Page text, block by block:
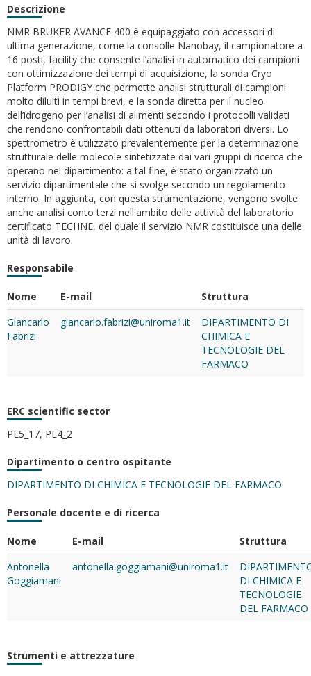
Descrizione
NMR BRUKER AVANCE 400 è equipaggiato con accessori di
ultima generazione, come la consolle Nanobay, il campionatore a
16 posti, facility che consente l’analisi in automatico dei campioni
con ottimizzazione dei tempi di acquisizione, la sonda Cryo
Platform PRODIGY che permette analisi strutturali di campioni
molto diluiti in tempi brevi, e la sonda diretta per il nucleo
dell’idrogeno per l’analisi di alimenti secondo i protocolli validati
che rendono confrontabili dati ottenuti da laboratori diversi. Lo
spettrometro è utilizzato prevalentemente per la determinazione
strutturale delle molecole sintetizzate dai vari gruppi di ricerca che
operano nel dipartimento: a tal fine, è stato organizzato un
servizio dipartimentale che si svolge secondo un regolamento
interno. In aggiunta, con questa strumentazione, vengono svolte
anche analisi conto terzi nell'ambito delle attività del laboratorio
certificato TECHNE, del quale il servizio NMR costituisce una delle
unità di lavoro.
Responsabile
Nome E-mail
Struttura
Giancarlo
Fabrizi
giancarlo.fabrizi@uniroma1.it
DIPARTIMENTO DI
CHIMICA E
TECNOLOGIE DEL
FARMACO
ERC scientific sector
PE5_17, PE4_2
Dipartimento o centro ospitante
DIPARTIMENTO DI CHIMICA E TECNOLOGIE DEL FARMACO
Personale docente e di ricerca
Nome E-mail
Struttura
Antonella
Goggiamani
antonella.goggiamani@uniroma1.it
DI CHIMICA E
TECNOLOGIE
DEL FARMACO
Strumenti e attrezzature